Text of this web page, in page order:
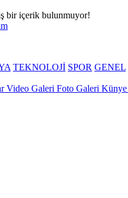
bir içerik bulunmuyor!
TEKNOLOJİ SPOR GENEL
Video Galeri Foto Galeri Künye